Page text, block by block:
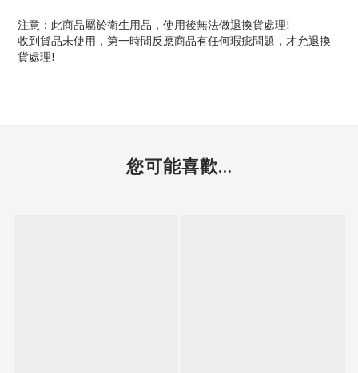
注意：此商品屬於衛生用品，使用後無法做退換貨處理!
收到貨品未使用，第一時間反應商品有任何瑕疵問題，才允退換
貨處理!
您可能喜歡...